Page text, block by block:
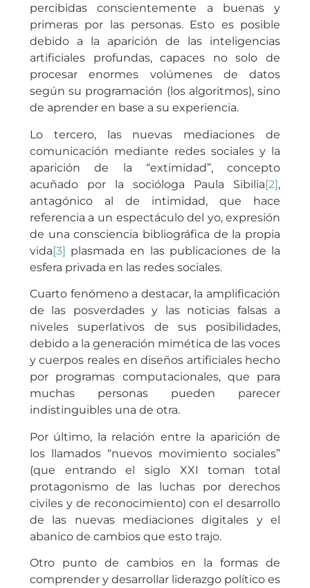
percibidas conscientemente a buenas y
primeras por las personas. Esto es posible
debido a la aparición de las inteligencias
artificiales profundas, capaces no solo de
procesar enormes volúmenes de datos
según su programación (los algoritmos), sino
de aprender en base a su experiencia.
Lo tercero, las nuevas mediaciones de
comunicación mediante redes sociales y la
aparición de la “extimidad”, concepto
acuñado por la socióloga Paula Sibilia[2],
antagónico al de intimidad, que hace
referencia a un espectáculo del yo, expresión
de una consciencia bibliográfica de la propia
vida[3] plasmada en las publicaciones de la
esfera privada en las redes sociales.
Cuarto fenómeno a destacar, la amplificación
de las posverdades y las noticias falsas a
niveles superlativos de sus posibilidades,
debido a la generación mimética de las voces
y cuerpos reales en diseños artificiales hecho
por programas computacionales, que para
muchas personas pueden parecer
indistinguibles una de otra.
Por último, la relación entre la aparición de
los llamados “nuevos movimiento sociales”
(que entrando el siglo XXI toman total
protagonismo de las luchas por derechos
civiles y de reconocimiento) con el desarrollo
de las nuevas mediaciones digitales y el
abanico de cambios que esto trajo.
Otro punto de cambios en la formas de
comprender y desarrollar liderazgo político es